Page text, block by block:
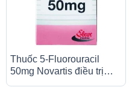
Thuốc 5-Fluorouracil
50mg Novartis điều trị